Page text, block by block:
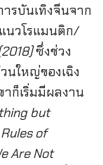
ารบันเทิงจีนจาก
นวโรแมนติก/
ซึ่งช่วง
นใหญ่ของเฉิง
าก็เริ่มมีผลงาน
but
Rules of
Are Not